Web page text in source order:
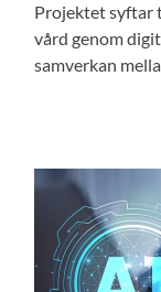
Projektet syftar
vård genom
samverkan